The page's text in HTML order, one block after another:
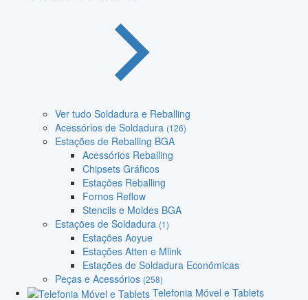
Ver tudo Soldadura e Reballing
Acessórios de Soldadura (126)
Estações de Reballing BGA
Acessórios Reballing
Chipsets Gráficos
Estações Reballing
Fornos Reflow
Stencils e Moldes BGA
Estações de Soldadura (1)
Estações Aoyue
Estações Atten e Mlink
Estações de Soldadura Económicas
Peças e Acessórios (258)
Telefonia Móvel e Tablets